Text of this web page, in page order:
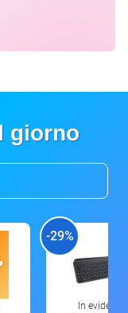
giorno
-29%
In evidenza